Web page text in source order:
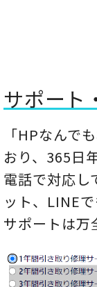
サポート
「HPなんで
おり、365日
電話で対応し
ット、LINE
サポートは万